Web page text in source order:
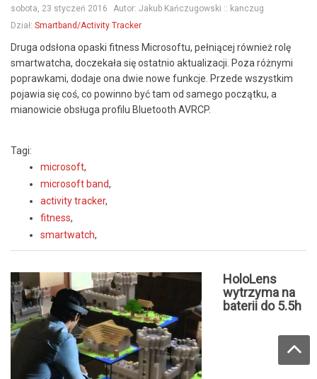
sobota, 23 styczeń 2016 Autor: Jakub Kańczugowski :: kanczug
Dział: Smartband/Activity Tracker
Druga odsłona opaski fitness Microsoftu, pełniącej również rolę
smartwatcha, doczekała się ostatnio aktualizacji. Poza różnymi
poprawkami, dodaje ona dwie nowe funkcje. Przede wszystkim
pojawia się coś, co powinno być tam od samego początku, a
mianowicie obsługa profilu Bluetooth AVRCP.
Tagi:
microsoft,
microsoft band,
activity tracker,
fitness,
smartwatch,
HoloLens
wytrzyma na
baterii do 5.5h